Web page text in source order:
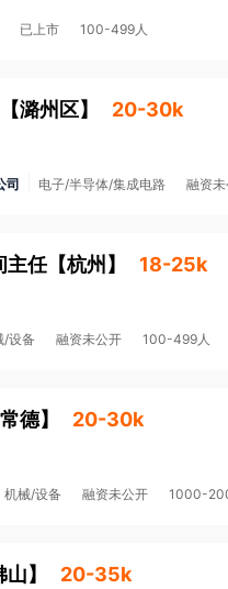
已上市 100-499人
【潞州区】 20-30k
司 电子/半导体/集成电路 融资
主任 【杭州 】 18-25k
/设备 融资未公开 100-499人
常德】 20-30k
机械/设备 融资未公开 1000-
山】 20-35k